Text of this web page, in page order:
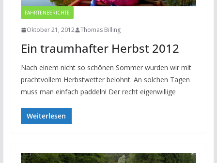
FAHRTENBERICHTE
Oktober 21, 2012 Thomas Billing
Ein traumhafter Herbst 2012
Nach einem nicht so schönen Sommer wurden wir mit
prachtvollem Herbstwetter belohnt. An solchen Tagen
muss man einfach paddeln! Der recht eigenwillige
Weiterlesen